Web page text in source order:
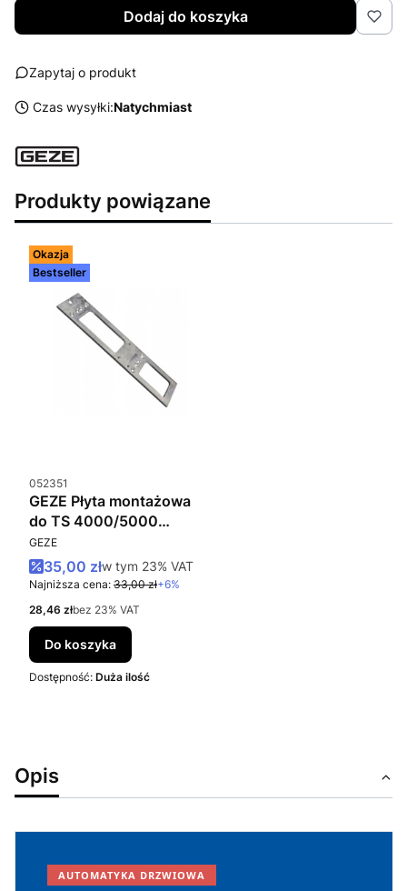
Dodaj do koszyka
Zapytaj o produkt
Czas wysyłki:Natychmiast
Produkty powiązane
Okazja
Bestseller
Kod produktu
052351
GEZE Płyta montażowa
do TS 4000/5000
brązowa
PRODUCENT
GEZE
Cena promocyjna brutto
35,00 złw tym %s VAT
w tym 23% VAT
Najniższa cena: 33,00 zł+6%
Cena netto
28,46 złbez 23% VAT
Do koszyka
Dostępność: Duża ilość
Opis
AUTOMATYKA DRZWIOWA